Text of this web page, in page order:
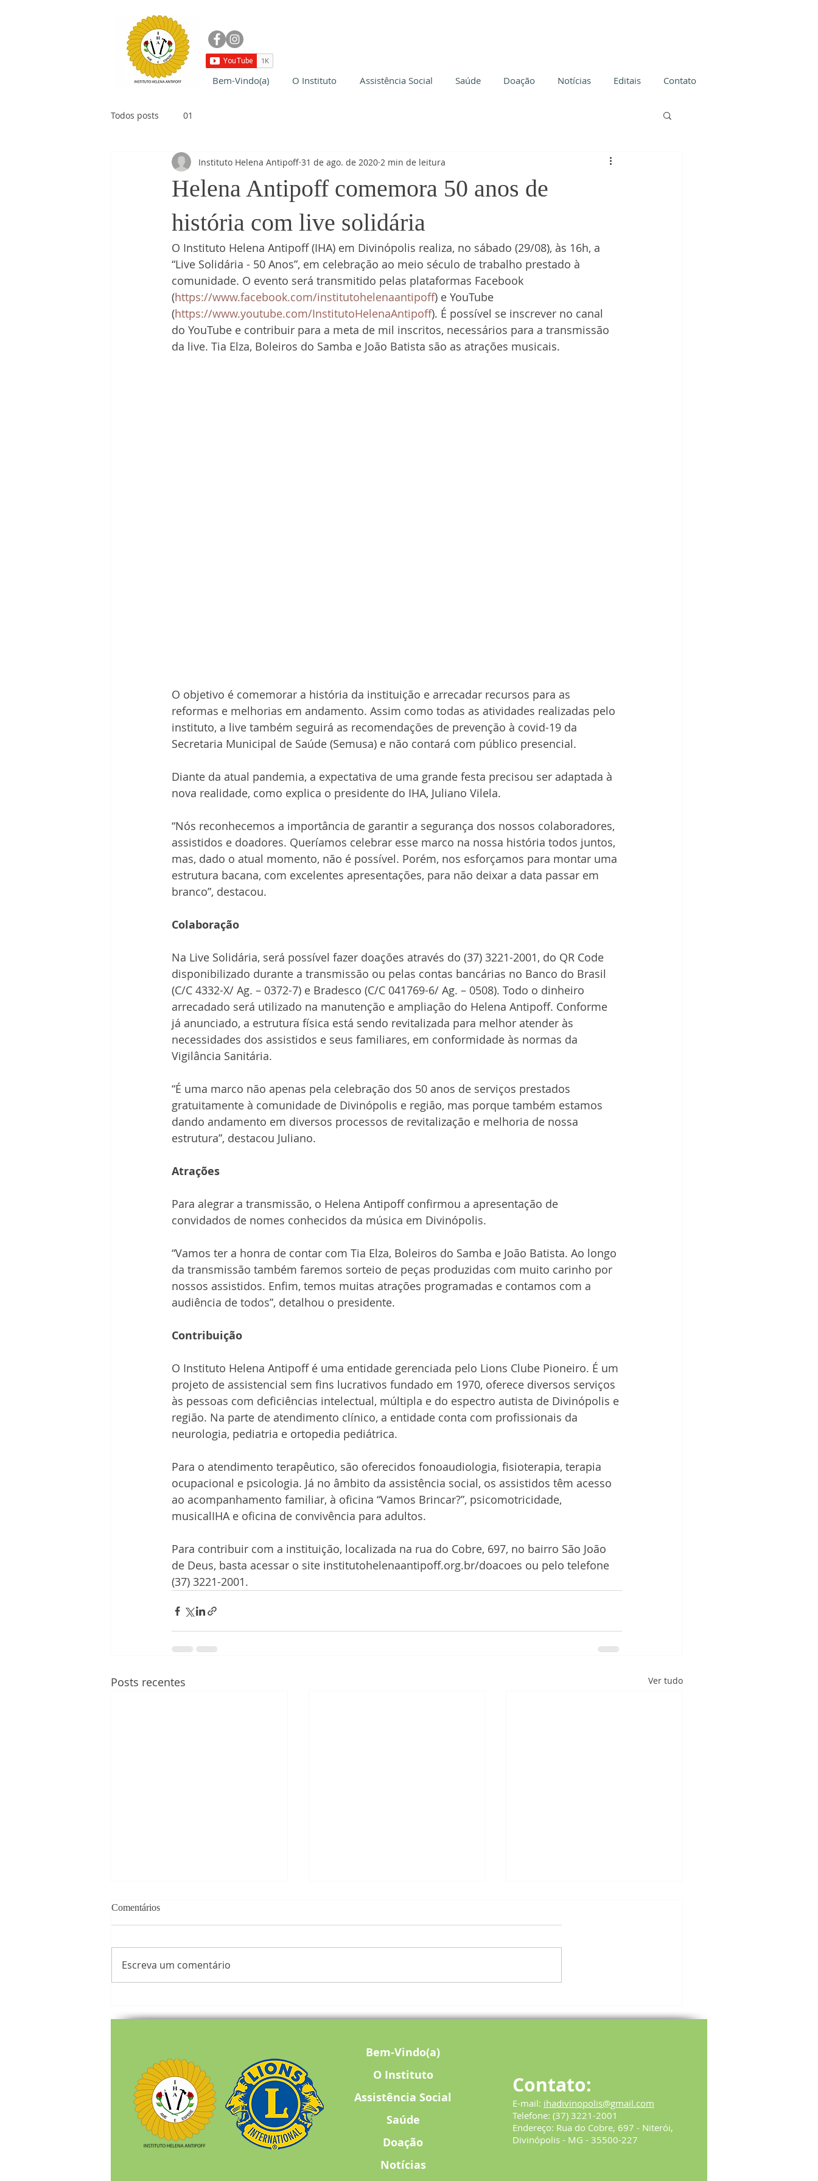
Bem-Vindo(a) O Instituto Assistência Social Saúde Doação Notícias Editais Contato
Todos posts 01
Helena Antipoff comemora 50 anos de
história com live solidária
Instituto Helena Antipoff 31 de ago. de 2020 2 min de leitura
O Instituto Helena Antipoff (IHA) em Divinópolis realiza, no sábado (29/08), às 16h, a
“Live Solidária - 50 Anos”, em celebração ao meio século de trabalho prestado à
comunidade. O evento será transmitido pelas plataformas Facebook
(https://www.facebook.com/institutohelenaantipoff) e YouTube
(https://www.youtube.com/InstitutoHelenaAntipoff). É possível se inscrever no canal
do YouTube e contribuir para a meta de mil inscritos, necessários para a transmissão
da live. Tia Elza, Boleiros do Samba e João Batista são as atrações musicais.
O objetivo é comemorar a história da instituição e arrecadar recursos para as
reformas e melhorias em andamento. Assim como todas as atividades realizadas pelo
instituto, a live também seguirá as recomendações de prevenção à covid-19 da
Secretaria Municipal de Saúde (Semusa) e não contará com público presencial.
Diante da atual pandemia, a expectativa de uma grande festa precisou ser adaptada à
nova realidade, como explica o presidente do IHA, Juliano Vilela.
“Nós reconhecemos a importância de garantir a segurança dos nossos colaboradores,
assistidos e doadores. Queríamos celebrar esse marco na nossa história todos juntos,
mas, dado o atual momento, não é possível. Porém, nos esforçamos para montar uma
estrutura bacana, com excelentes apresentações, para não deixar a data passar em
branco”, destacou.
Colaboração
Na Live Solidária, será possível fazer doações através do (37) 3221-2001, do QR Code
disponibilizado durante a transmissão ou pelas contas bancárias no Banco do Brasil
(C/C 4332-X/ Ag. – 0372-7) e Bradesco (C/C 041769-6/ Ag. – 0508). Todo o dinheiro
arrecadado será utilizado na manutenção e ampliação do Helena Antipoff. Conforme
já anunciado, a estrutura física está sendo revitalizada para melhor atender às
necessidades dos assistidos e seus familiares, em conformidade às normas da
Vigilância Sanitária.
“É uma marco não apenas pela celebração dos 50 anos de serviços prestados
gratuitamente à comunidade de Divinópolis e região, mas porque também estamos
dando andamento em diversos processos de revitalização e melhoria de nossa
estrutura”, destacou Juliano.
Atrações
Para alegrar a transmissão, o Helena Antipoff confirmou a apresentação de
convidados de nomes conhecidos da música em Divinópolis.
“Vamos ter a honra de contar com Tia Elza, Boleiros do Samba e João Batista. Ao longo
da transmissão também faremos sorteio de peças produzidas com muito carinho por
nossos assistidos. Enfim, temos muitas atrações programadas e contamos com a
audiência de todos”, detalhou o presidente.
Contribuição
O Instituto Helena Antipoff é uma entidade gerenciada pelo Lions Clube Pioneiro. É um
projeto de assistencial sem fins lucrativos fundado em 1970, oferece diversos serviços
às pessoas com deficiências intelectual, múltipla e do espectro autista de Divinópolis e
região. Na parte de atendimento clínico, a entidade conta com profissionais da
neurologia, pediatria e ortopedia pediátrica.
Para o atendimento terapêutico, são oferecidos fonoaudiologia, fisioterapia, terapia
ocupacional e psicologia. Já no âmbito da assistência social, os assistidos têm acesso
ao acompanhamento familiar, à oficina “Vamos Brincar?”, psicomotricidade,
musicalIHA e oficina de convivência para adultos.
Para contribuir com a instituição, localizada na rua do Cobre, 697, no bairro São João
de Deus, basta acessar o site institutohelenaantipoff.org.br/doacoes ou pelo telefone
(37) 3221-2001.
Posts recentes Ver tudo
espaço de convivência e
cestas básicas ao Instituto
presidência do Helena Antipoff
Comentários
Escreva um comentário
Bem-Vindo(a)
O Instituto
Assistência Social
Saúde
Doação
Notícias
Contato:
E-mail: ihadivinopolis@gmail.com
Telefone: (37) 3221-2001
Endereço: Rua do Cobre, 697 - Niterói,
Divinópolis - MG - 35500-227